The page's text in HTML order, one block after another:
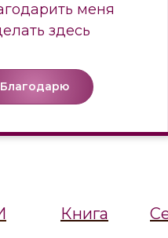
меня
здесь
Благодарю
Книга